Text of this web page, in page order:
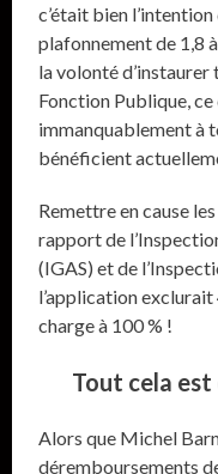
c’était bien
plafonnement de 1,8
la volonté d’instaurer
Fonction Publique, ce
immanquablement à
bénéficient
Remettre en cause
rapport de
(IGAS) et de
l’application exclurait
charge à 100 % !
Tout cela est
Alors que Michel
déremboursements